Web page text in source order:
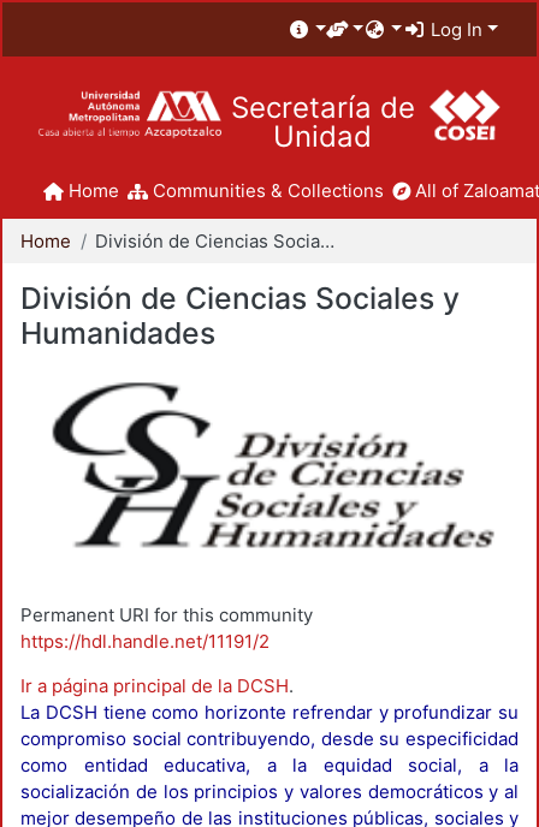
Log In
Secretaría de
Unidad
Home Communities & Collections All of
Home División de Ciencias Sociales y Humanidades
División de Ciencias Sociales y
Humanidades
Permanent URI for this community
https://hdl.handle.net/11191/2
Ir a página principal de la DCSH.
La DCSH tiene como horizonte refrendar y profundizar su
compromiso social contribuyendo, desde su especificidad
como entidad educativa, a la equidad social, a la
socialización de los principios y valores democráticos y al
mejor desempeño de las instituciones públicas, sociales y